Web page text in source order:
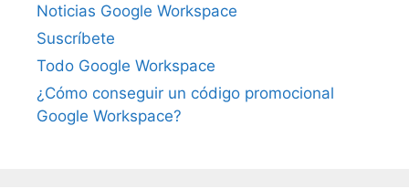
Noticias Google Workspace
Suscríbete
Todo Google Workspace
¿Cómo conseguir un código promocional
Google Workspace?